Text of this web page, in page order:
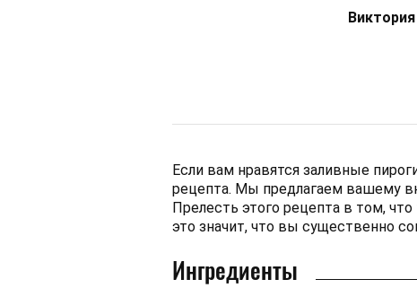
Если вам нравятся заливные
рецепта. Мы предлагаем вашему
Прелесть этого рецепта в том,
это значит, что вы существенно
Ингредиенты